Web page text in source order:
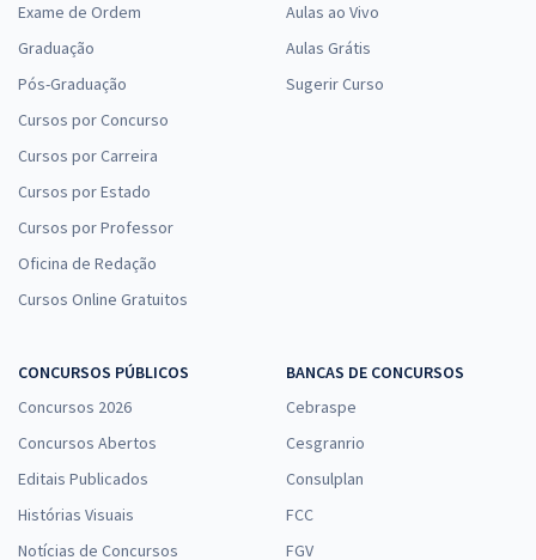
Física
à vista
R$19,99
SES MT - Secretaria de Estado de Saúde de Mato Grosso - Técnico
de Assuntos Culturais e Educacionais
Economize R$ 95,98 (-20%)
Exame de Ordem
Graduação
Pós-Graduação
Cursos por Concurso
Cursos por Carreira
Cursos por Estado
Cursos por Professor
Oficina de Redação
Cursos Online Gratuitos
Aulas ao Vivo
Aulas Grátis
Sugerir Curso
CONCURSOS PÚBLICOS
Concursos 2026
Concursos Abertos
Editais Publicados
Histórias Visuais
Notícias de Concursos
BANCAS DE CONCURSOS
Cebraspe
Cesgranrio
Consulplan
FCC
FGV